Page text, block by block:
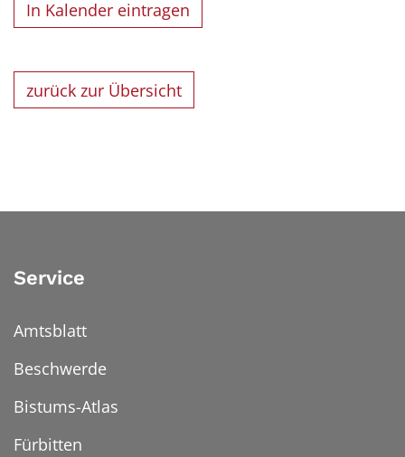
In Kalender eintragen
zurück zur Übersicht
Service
Amtsblatt
Beschwerde
Bistums-Atlas
Fürbitten